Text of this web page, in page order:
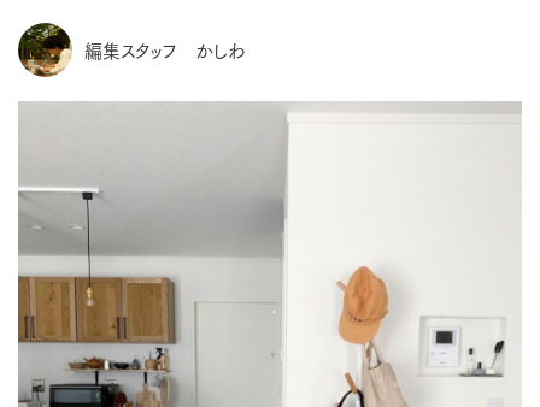
編集スタッフ かしわ